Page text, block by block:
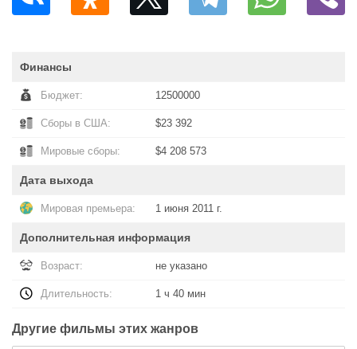
Финансы
Бюджет: 12500000
Сборы в США: $23 392
Мировые сборы: $4 208 573
Дата выхода
Мировая премьера: 1 июня 2011 г.
Дополнительная информация
Возраст: не указано
Длительность: 1 ч 40 мин
Другие фильмы этих жанров